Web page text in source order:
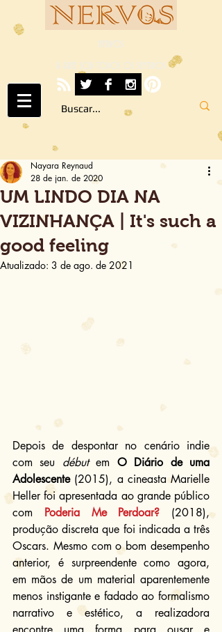
NERVOS
A ARTE SOB TODOS OS SENTIDOS
UM LINDO DIA NA
VIZINHANÇA | It's such a
good feeling
Nayara Reynaud
28 de jan. de 2020
Atualizado: 3 de ago. de 2021
Depois de despontar no cenário indie
com seu début em O Diário de uma
Adolescente (2015), a cineasta Marielle
Heller foi apresentada ao grande público
com Poderia Me Perdoar? (2018),
produção discreta que foi indicada a três
Oscars. Mesmo com o bom desempenho
anterior, é surpreendente como agora,
em mãos de um material aparentemente
menos instigante e fadado ao formalismo
narrativo e estético, a realizadora